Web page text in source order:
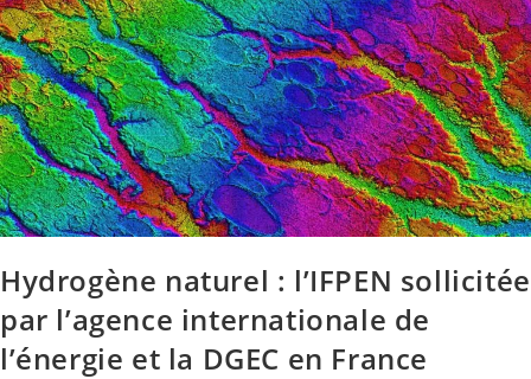
Hydrogène naturel : l’IFPEN sollicitée
par l’agence internationale de
l’énergie et la DGEC en France